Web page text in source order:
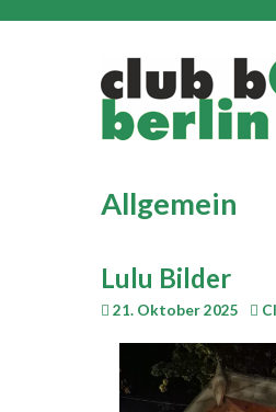
Allgemein
Lulu Bilder
21. Oktober 2025